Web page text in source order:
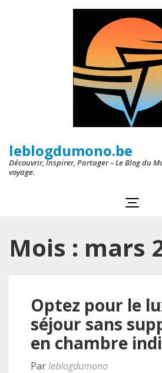
leblogdumono.be
Découvrir, Inspirer, Partager – Le Blog du
voyage.
Mois : mars
Optez pour le
séjour sans
en chambre
Parleblogdumono